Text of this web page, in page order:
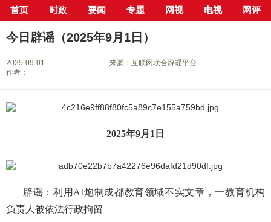
首页 时政 要闻 专题 网视 电视 网评
当前位置： 首页> 新闻中心> 行业> 正文
今日辟谣（2025年9月1日）
2025-09-01
来源：互联网联合辟谣平台
作者：
2025年9月1日
辟谣：利用AI炮制成都教育领域不实文章，一教育机构
负责人被依法行政拘留